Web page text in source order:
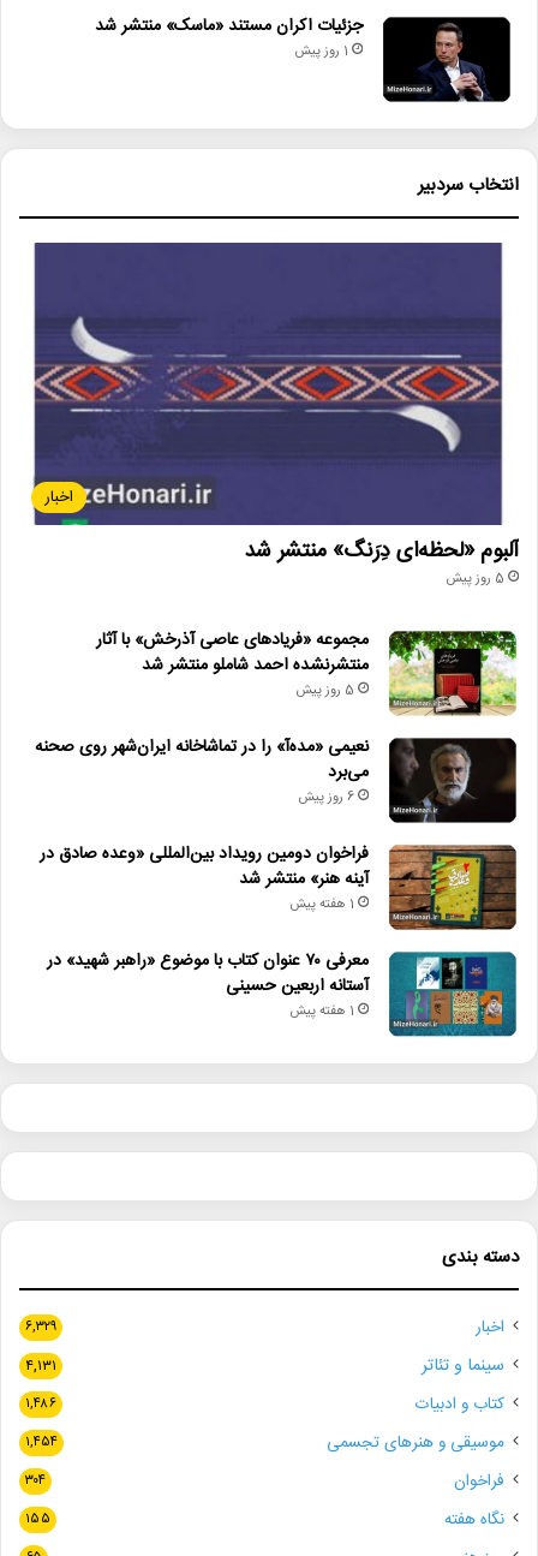
جزئیات اکران مستند «ماسک» منتشر شد
1 روز پیش
انتخاب سردبیر
اخبار
آلبوم «لحظه‌ای دِرَنگ» منتشر شد
5 روز پیش
مجموعه «فریادهای عاصی آذرخش» با آثار
منتشرنشده احمد شاملو منتشر شد
5 روز پیش
نعیمی «مده‌آ» را در تماشاخانه ایران‌شهر روی صحنه
می‌برد
6 روز پیش
فراخوان دومین رویداد بین‌المللی «وعده صادق در
آینه هنر» منتشر شد
1 هفته پیش
معرفی ۷۰ عنوان کتاب با موضوع «راهبر شهید» در
آستانه اربعین حسینی
1 هفته پیش
دسته بندی
اخبار ۶,۳۲۹
سینما و تئاتر ۴,۱۳۱
کتاب و ادبیات ۱,۴۸۶
موسیقی و هنرهای تجسمی ۱,۴۵۴
فراخوان ۳۰۴
نگاه هفته ۱۵۵